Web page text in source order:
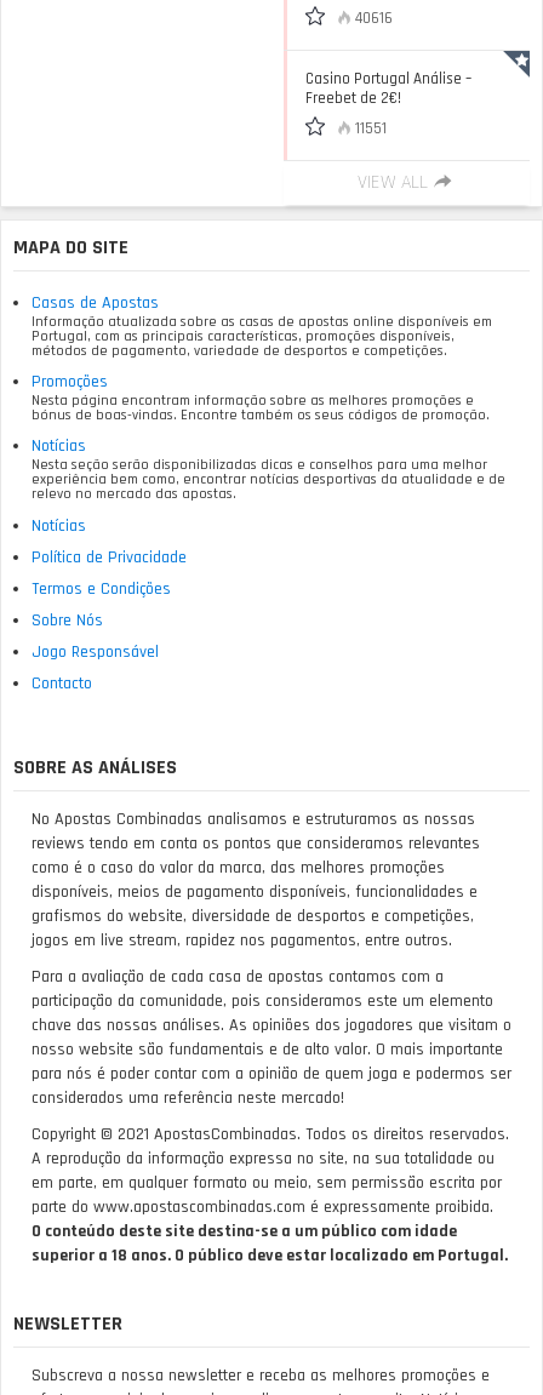
40616
Casino Portugal Análise –
Freebet de 2€!
11551
VIEW ALL
MAPA DO SITE
Casas de Apostas
Informação atualizada sobre as casas de apostas online disponíveis em
Portugal, com as principais características, promoções disponíveis,
métodos de pagamento, variedade de desportos e competições.
Promoções
Nesta página encontram informação sobre as melhores promoções e
bónus de boas-vindas. Encontre também os seus códigos de promoção.
Notícias
Nesta seção serão disponibilizadas dicas e conselhos para uma melhor
experiência bem como, encontrar notícias desportivas da atualidade e de
relevo no mercado das apostas.
Notícias
Política de Privacidade
Termos e Condições
Sobre Nós
Jogo Responsável
Contacto
SOBRE AS ANÁLISES
No Apostas Combinadas analisamos e estruturamos as nossas
reviews tendo em conta os pontos que consideramos relevantes
como é o caso do valor da marca, das melhores promoções
disponíveis, meios de pagamento disponíveis, funcionalidades e
grafismos do website, diversidade de desportos e competições,
jogos em live stream, rapidez nos pagamentos, entre outros.
Para a avaliação de cada casa de apostas contamos com a
participação da comunidade, pois consideramos este um elemento
chave das nossas análises. As opiniões dos jogadores que visitam o
nosso website são fundamentais e de alto valor. O mais importante
para nós é poder contar com a opinião de quem joga e podermos ser
considerados uma referência neste mercado!
Copyright © 2021 ApostasCombinadas. Todos os direitos reservados.
A reprodução da informação expressa no site, na sua totalidade ou
em parte, em qualquer formato ou meio, sem permissão escrita por
parte do www.apostascombinadas.com é expressamente proibida.
O conteúdo deste site destina-se a um público com idade
superior a 18 anos. O público deve estar localizado em Portugal.
NEWSLETTER
Subscreva a nossa newsletter e receba as melhores promoções e